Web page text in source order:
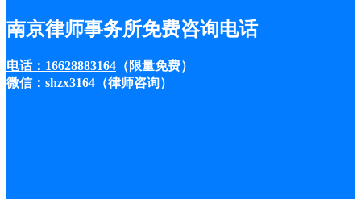
南京律师事务所免费咨询电话
电话：16628883164 （限量免费）
微信：shzx3164（律师咨询）